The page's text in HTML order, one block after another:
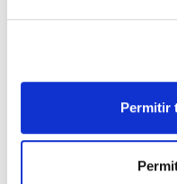
Permitir
13/07/2026
EL AUMENTO DE
URGENTES ANTE LA
URGENCIAS DEL